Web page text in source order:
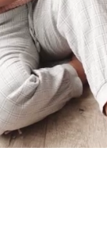
plant, findet